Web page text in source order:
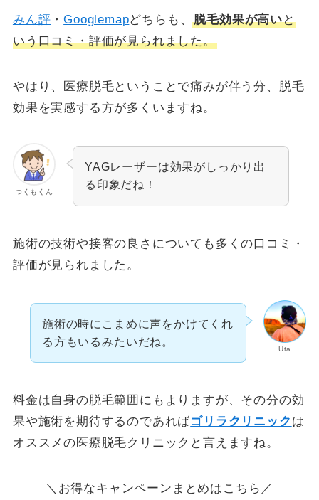
みん評 ・Googlemapどちらも、脱毛効果が高いと
いう口コミ・評価が見られました。
やはり、医療脱毛ということで痛みが伴う分、脱毛
効果を実感する方が多くいますね。
つくもくん
YAGレーザーは効果がしっかり出
る印象だね！
施術の技術や接客の良さについても多くの口コミ・
評価が見られました。
Uta
施術の時にこまめに声をかけてくれ
る方もいるみたいだね。
料金は自身の脱毛範囲にもよりますが、その分の効
果や施術を期待するのであればゴリラクリニック は
オススメの医療脱毛クリニックと言えますね。
＼お得なキャンペーンまとめはこちら／